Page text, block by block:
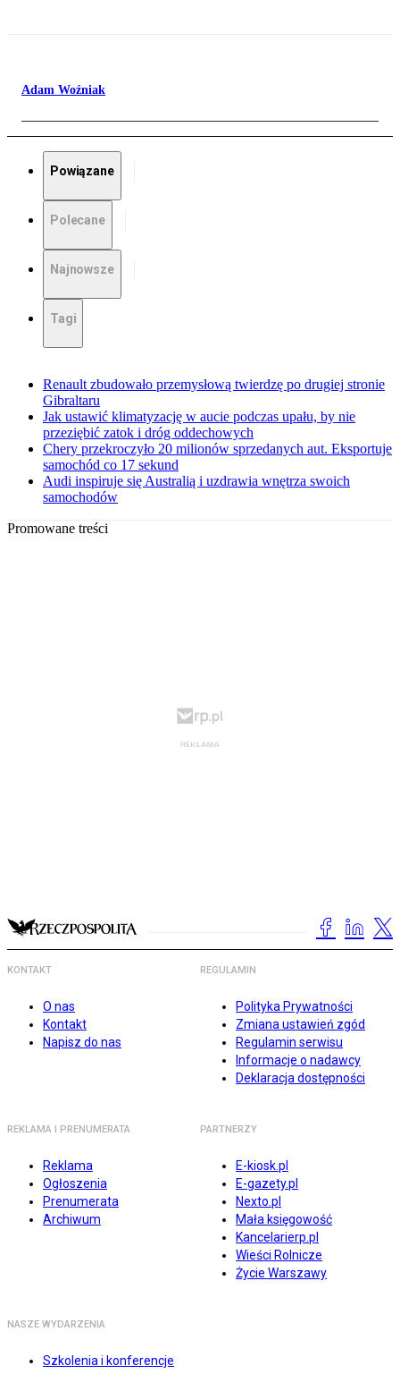
Adam Woźniak
Powiązane
Polecane
Najnowsze
Tagi
Renault zbudowało przemysłową twierdzę po drugiej stronie
Gibraltaru
Jak ustawić klimatyzację w aucie podczas upału, by nie
przeziębić zatok i dróg oddechowych
Chery przekroczyło 20 milionów sprzedanych aut. Eksportuje
samochód co 17 sekund
Audi inspiruje się Australią i uzdrawia wnętrza swoich
samochodów
Promowane treści
KONTAKT
O nas
Kontakt
Napisz do nas
REGULAMIN
Polityka Prywatności
Zmiana ustawień zgód
Regulamin serwisu
Informacje o nadawcy
Deklaracja dostępności
REKLAMA I PRENUMERATA
Reklama
Ogłoszenia
Prenumerata
Archiwum
PARTNERZY
E-kiosk.pl
E-gazety.pl
Nexto.pl
Mała księgowość
Kancelarierp.pl
Wieści Rolnicze
Życie Warszawy
NASZE WYDARZENIA
Szkolenia i konferencje